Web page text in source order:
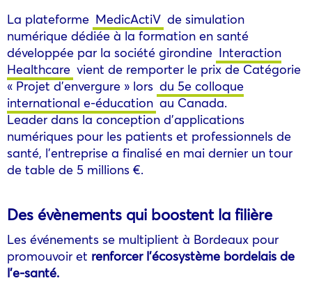
La plateforme MedicActiV de simulation
numérique dédiée à la formation en santé
développée par la société girondine Interaction
Healthcare vient de remporter le prix de Catégorie
« Projet d’envergure » lors du 5e colloque
international e-éducation au Canada.
Leader dans la conception d’applications
numériques pour les patients et professionnels de
santé, l’entreprise a finalisé en mai dernier un tour
de table de 5 millions €.
Des évènements qui boostent la filière
Les événements se multiplient à Bordeaux pour
promouvoir et renforcer l’écosystème bordelais de
l’e-santé.